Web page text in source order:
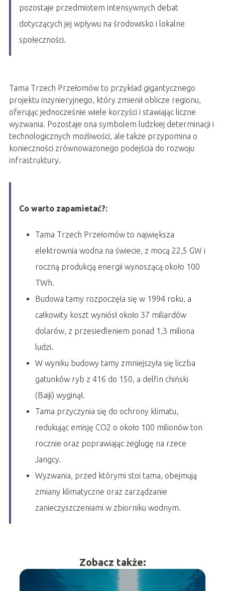
pozostaje przedmiotem intensywnych debat
dotyczących jej wpływu na środowisko i lokalne
społeczności.
Tama Trzech Przełomów to przykład gigantycznego
projektu inżynieryjnego, który zmienił oblicze regionu,
oferując jednocześnie wiele korzyści i stawiając liczne
wyzwania. Pozostaje ona symbolem ludzkiej determinacji i
technologicznych możliwości, ale także przypomina o
konieczności zrównoważonego podejścia do rozwoju
infrastruktury.
Co warto zapamietać?:
Tama Trzech Przełomów to największa
elektrownia wodna na świecie, z mocą 22,5 GW i
roczną produkcją energii wynoszącą około 100
TWh.
Budowa tamy rozpoczęła się w 1994 roku, a
całkowity koszt wyniósł około 37 miliardów
dolarów, z przesiedleniem ponad 1,3 miliona
ludzi.
W wyniku budowy tamy zmniejszyła się liczba
gatunków ryb z 416 do 150, a delfin chiński
(Baiji) wyginął.
Tama przyczynia się do ochrony klimatu,
redukując emisję CO2 o około 100 milionów ton
rocznie oraz poprawiając żeglugę na rzece
Jangcy.
Wyzwania, przed którymi stoi tama, obejmują
zmiany klimatyczne oraz zarządzanie
zanieczyszczeniami w zbiorniku wodnym.
Zobacz także: